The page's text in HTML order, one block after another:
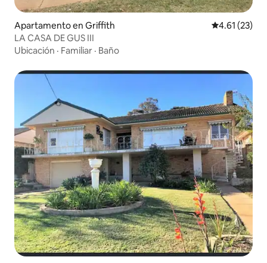
Apartamento en Griffith Calificación
4.61 (23)
LA CASA DE GUS III
Ubicación · Familiar · Baño